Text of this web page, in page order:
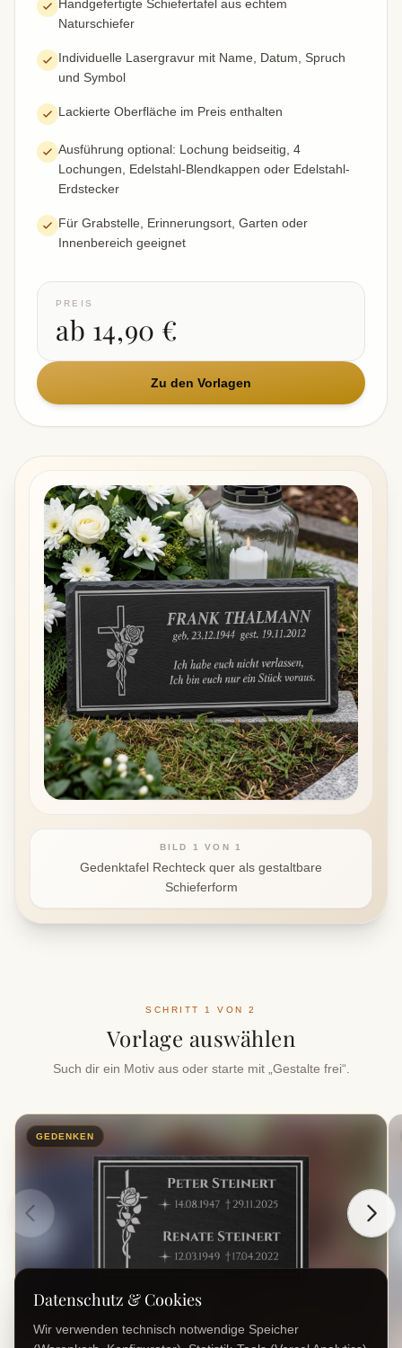
BILD 1 VON 1
Gedenktafel Rechteck quer als gestaltbare
Schieferform
Handgefertigte Schiefertafel aus echtem
Naturschiefer
Individuelle Lasergravur mit Name, Datum, Spruch
und Symbol
Lackierte Oberfläche im Preis enthalten
Ausführung optional: Lochung beidseitig, 4
Lochungen, Edelstahl-Blendkappen oder Edelstahl-
Erdstecker
Für Grabstelle, Erinnerungsort, Garten oder
Innenbereich geeignet
PREIS
ab 14,90 €
Zu den Vorlagen
SCHRITT 1 VON 2
Vorlage auswählen
Such dir ein Motiv aus oder starte mit „Gestalte frei“.
GEDENKEN
Datenschutz & Cookies
Wir verwenden technisch notwendige Speicher